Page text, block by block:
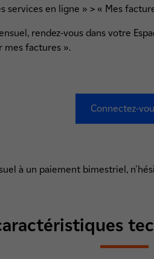
services en ligne » > « Mes
rendez-vous dans votre
mes factures ».
Connectez-
à un paiement bimestriel,